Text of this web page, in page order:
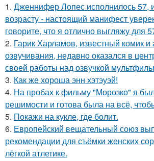
1. Дженнифер Лопес исполнилось 57,
возрасту - настоящий манифест
говорите, что я отлично выгляжу для
2. Гарик Харламов, известный комик и
озвучивания, недавно оказался в
своей работы над озвучкой
3. Как же хороша энн хэтэуэй!
4. На пробах к фильму "Морозко" я
решимости и готова была на всё,
5. Покажи на кукле, где болит.
6. Европейский вещательный союз
рекомендации для съёмки женских
лёгкой атлетике.